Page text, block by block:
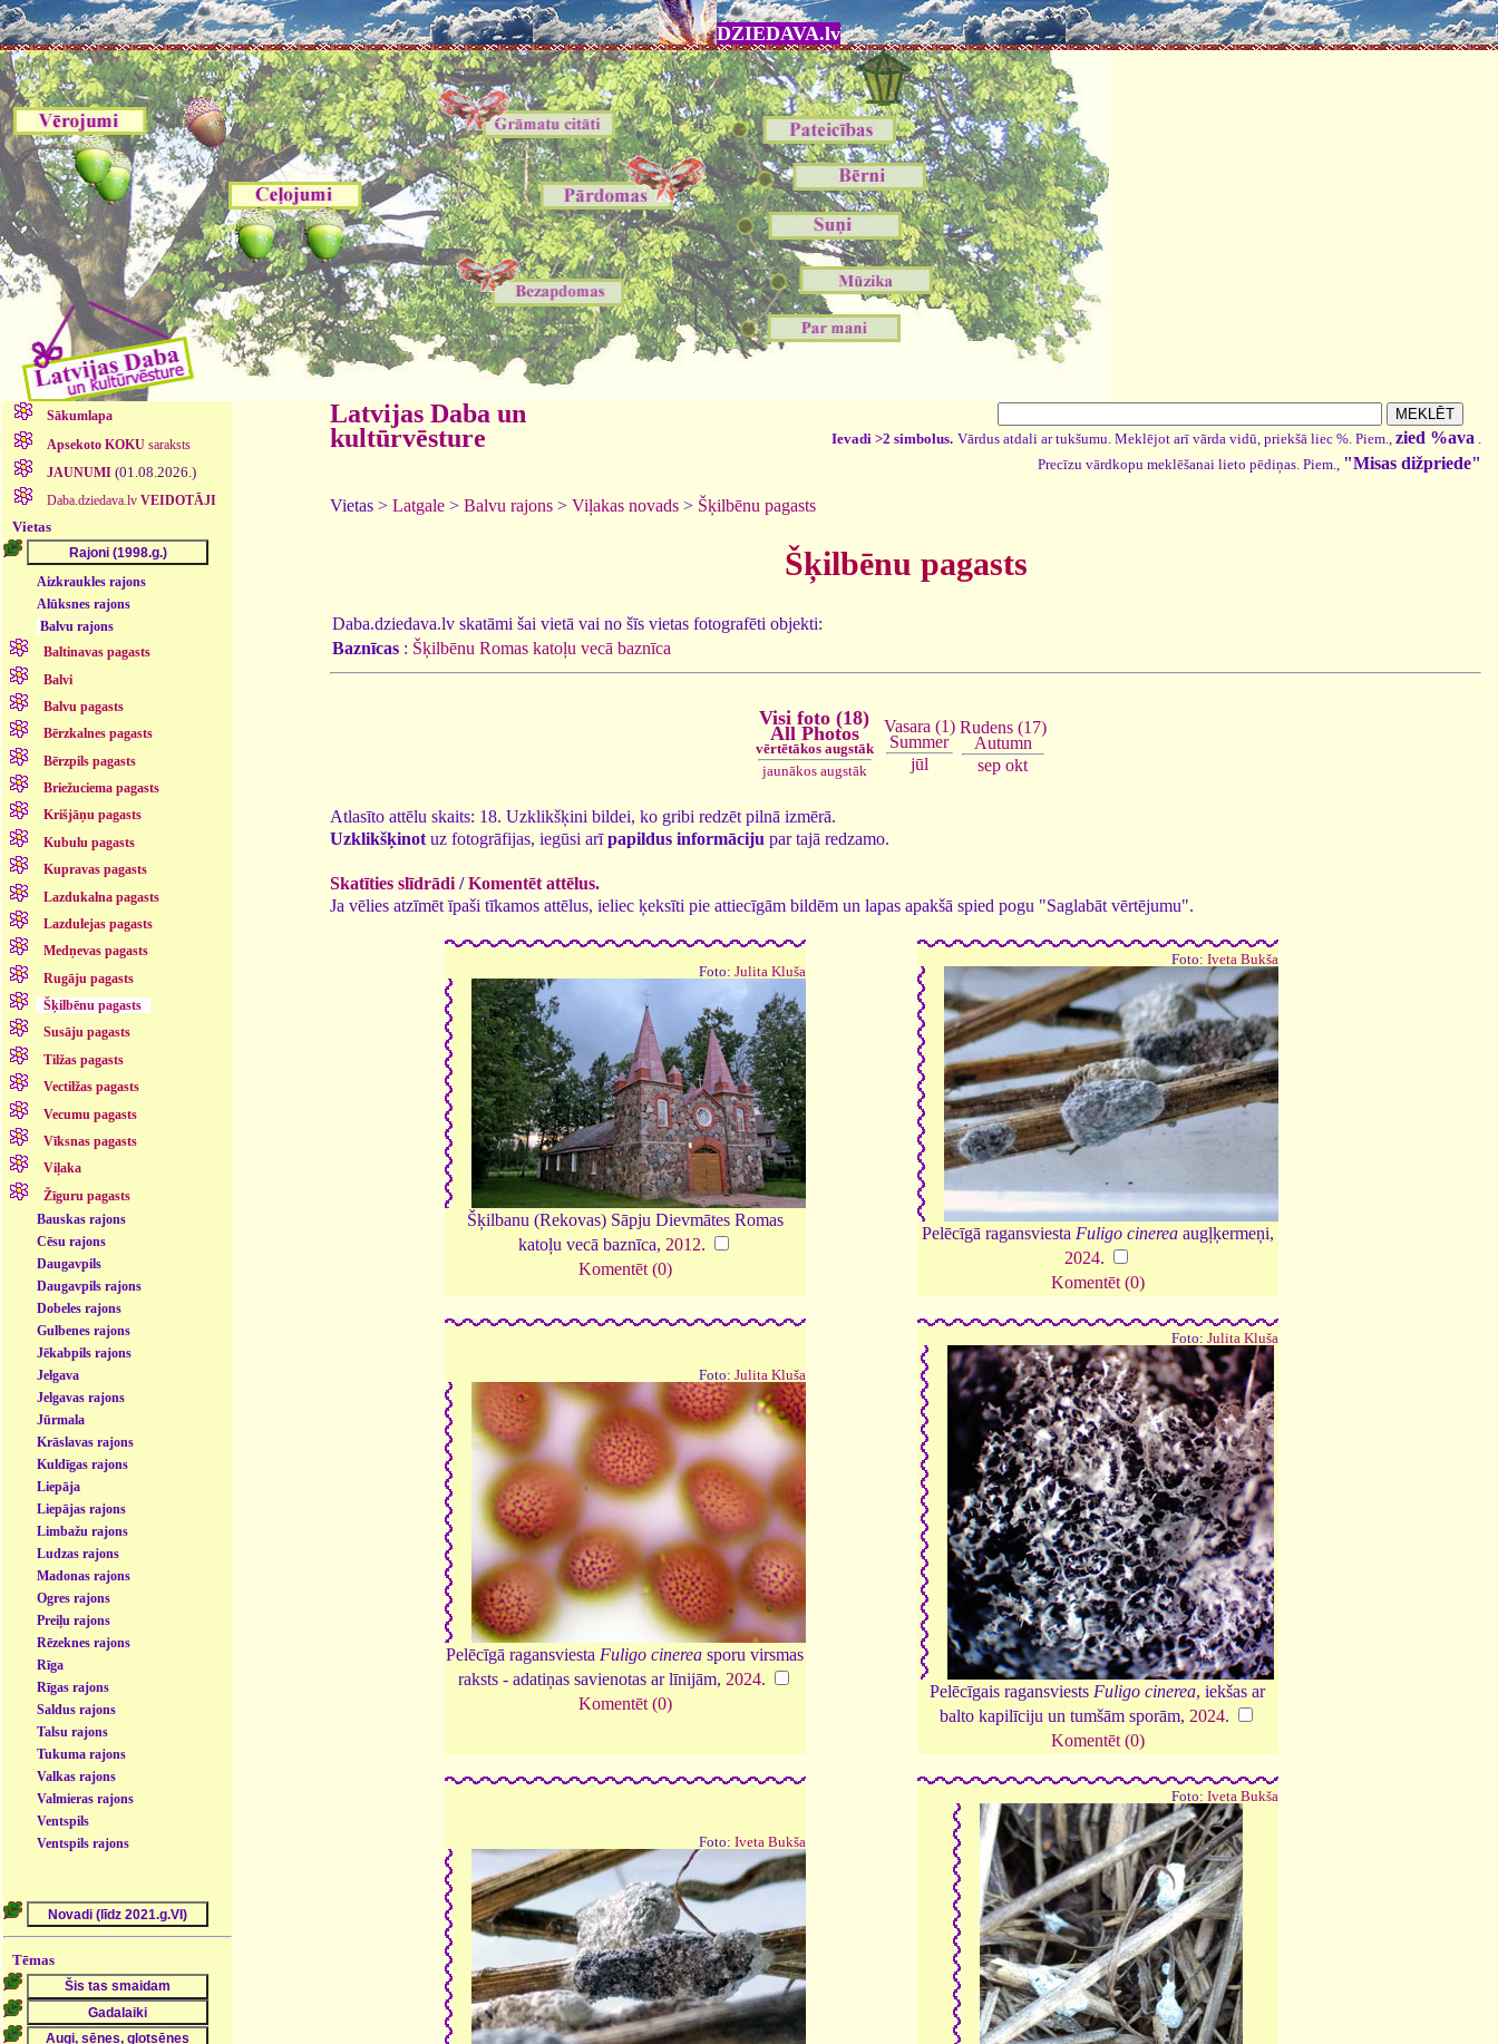
DZIEDAVA.lv
Sākumlapa
Apsekoto KOKUsaraksts
JAUNUMI (01.08.2026.)
Daba.dziedava.lv VEIDOTĀJI
Vietas
Aizkraukles rajons
Alūksnes rajons
Balvu rajons
Baltinavas pagasts
Balvi
Balvu pagasts
Bērzkalnes pagasts
Bērzpils pagasts
Briežuciema pagasts
Krišjāņu pagasts
Kubulu pagasts
Kupravas pagasts
Lazdukalna pagasts
Lazdulejas pagasts
Medņevas pagasts
Rugāju pagasts
Šķilbēnu pagasts
Susāju pagasts
Tilžas pagasts
Vectilžas pagasts
Vecumu pagasts
Vīksnas pagasts
Viļaka
Žīguru pagasts
Bauskas rajons
Cēsu rajons
Daugavpils
Daugavpils rajons
Dobeles rajons
Gulbenes rajons
Jēkabpils rajons
Jelgava
Jelgavas rajons
Jūrmala
Krāslavas rajons
Kuldīgas rajons
Liepāja
Liepājas rajons
Limbažu rajons
Ludzas rajons
Madonas rajons
Ogres rajons
Preiļu rajons
Rēzeknes rajons
Rīga
Rīgas rajons
Saldus rajons
Talsu rajons
Tukuma rajons
Valkas rajons
Valmieras rajons
Ventspils
Ventspils rajons
Tēmas
Latvijas Daba un
kultūrvēsture
Ievadi >2 simbolus. Vārdus atdali ar tukšumu. Meklējot arī vārda vidū, priekšā liec %. Piem., zied %ava .
Precīzu vārdkopu meklēšanai lieto pēdiņas. Piem., "Misas dižpriede"
Vietas > Latgale > Balvu rajons > Viļakas novads > Šķilbēnu pagasts
Šķilbēnu pagasts
Daba.dziedava.lv skatāmi šai vietā vai no šīs vietas fotografēti objekti:
Baznīcas : Šķilbēnu Romas katoļu vecā baznīca
Visi foto (18)
All Photos
vērtētākos augstāk
jaunākos augstāk
Vasara (1)
Summer
jūl
Rudens (17)
Autumn
sep okt
Atlasīto attēlu skaits: 18. Uzklikšķini bildei, ko gribi redzēt pilnā izmērā.
Uzklikšķinot uz fotogrāfijas, iegūsi arīpapildus informāciju par tajā redzamo.
Skatīties slīdrādi /Komentēt attēlus.
Ja vēlies atzīmēt īpaši tīkamos attēlus, ieliec ķeksīti pie attiecīgām bildēm un lapas apakšā spied pogu "Saglabāt vērtējumu".
Foto: Julita Kluša
Šķilbanu (Rekovas) Sāpju Dievmātes Romas
katoļu vecā baznīca, 2012.
Komentēt (0)
Foto: Iveta Bukša
Pelēcīgā ragansviesta Fuligo cinereaaugļķermeņi,
2024.
Komentēt (0)
Foto: Julita Kluša
Pelēcīgā ragansviesta Fuligo cinerea sporu virsmas
raksts - adatiņas savienotas ar līnijām, 2024.
Komentēt (0)
Foto: Julita Kluša
Pelēcīgais ragansviests Fuligo cinerea, iekšas ar
balto kapilīciju un tumšām sporām, 2024.
Komentēt (0)
Foto: Iveta Bukša
Foto: Iveta Bukša